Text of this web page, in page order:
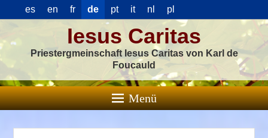
es en fr de pt it nl pl
Iesus Caritas
Priestergmeinschaft Iesus Caritas von Karl de
Foucauld
Menü